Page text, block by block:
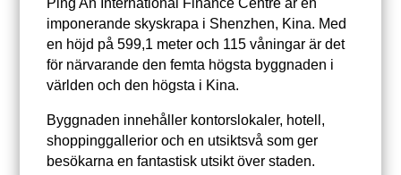
imponerande skyskrapa i Shenzhen, Kina. Med
en höjd på 599,1 meter och 115 våningar är det
för närvarande den femta högsta byggnaden i
världen och den högsta i Kina.
Byggnaden innehåller kontorslokaler, hotell,
shoppinggallerior och en utsiktsvå som ger
besökarna en fantastisk utsikt över staden.